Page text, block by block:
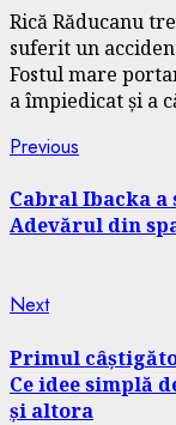
Rică Răducanu
suferit un
Fostul mare
a împiedicat și a
Continue
Reading
Previous
Cabral Ibacka
Adevărul din
NextNext
Primul
Ce idee simplă
și altora